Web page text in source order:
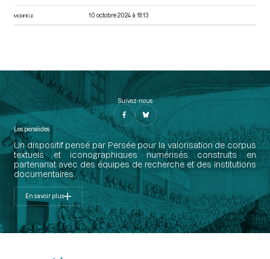
MODIFIÉ LE 10 octobre 2024 à 18:13
Suivez-nous
Les perséides
Un dispositif pensé par Persée pour la valorisation de corpus
textuels et iconographiques numérisés construits en
partenariat avec des équipes de recherche et des institutions
documentaires.
En savoir plus